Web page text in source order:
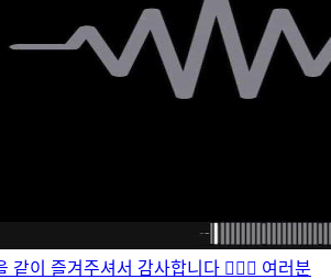
같이 즐겨주셔서 감사합니다 🙇🏻‍♂️ 여러분